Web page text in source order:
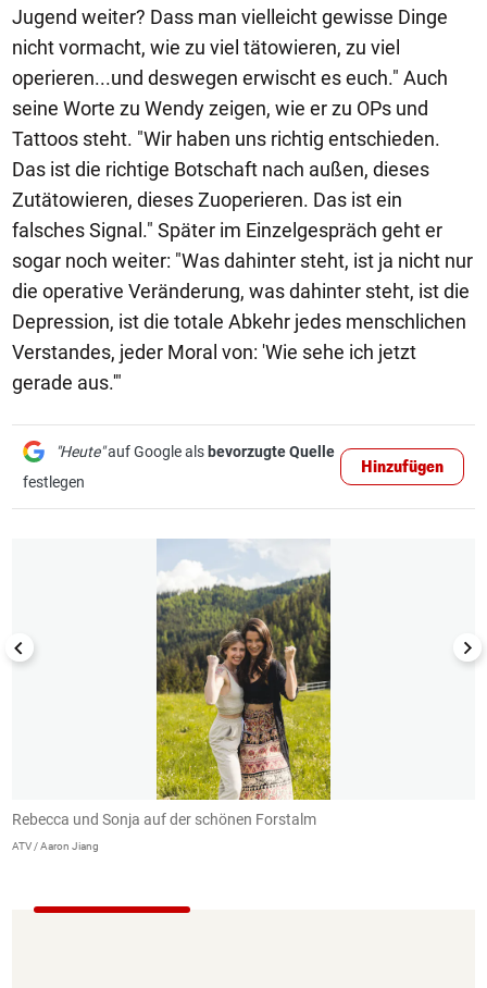
Jugend weiter? Dass man vielleicht gewisse Dinge
nicht vormacht, wie zu viel tätowieren, zu viel
operieren...und deswegen erwischt es euch." Auch
seine Worte zu Wendy zeigen, wie er zu OPs und
Tattoos steht. "Wir haben uns richtig entschieden.
Das ist die richtige Botschaft nach außen, dieses
Zutätowieren, dieses Zuoperieren. Das ist ein
falsches Signal." Später im Einzelgespräch geht er
sogar noch weiter: "Was dahinter steht, ist ja nicht nur
die operative Veränderung, was dahinter steht, ist die
Depression, ist die totale Abkehr jedes menschlichen
Verstandes, jeder Moral von: 'Wie sehe ich jetzt
gerade aus.'"
"Heute"auf Google als bevorzugte Quelle
festlegen
Hinzufügen
1/21
Rebecca und Sonja auf der schönen Forstalm
ATV / Aaron Jiang